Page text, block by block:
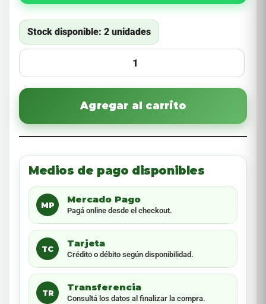
Stock disponible: 2 unidades
Agregar al carrito
Medios de pago disponibles
MP
Mercado Pago
Pagá online desde el checkout.
TC
Tarjeta
Crédito o débito según disponibilidad.
TR
Transferencia
Consultá los datos al finalizar la compra.